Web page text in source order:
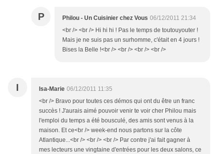
P Philou - Un Cuisinier chez Vous 06/12/2011 21:34
<br /> <br /> Hi hi hi ! Pas le temps de toutouyouter !
Mais je ne suis pas un surhomme, c'était en 4 jours !
Bises la Belle !<br /> <br /> <br /> <br />
I Isa-Marie 06/12/2011 11:35
<br /> Bravo pour toutes ces démos qui ont du être un franc
succès ! J'aurais aimé pouvoir venir te voir cher Philou mais
l'emploi du temps a été bousculé, des amis sont venus à la
maison. Et ce<br /> week-end nous partons sur la côte
Atlantique...<br /> <br /> <br /> Par contre j'ai fait gagner à
mes lecteurs une vingtaine d'entrées pour les deux salons, ce